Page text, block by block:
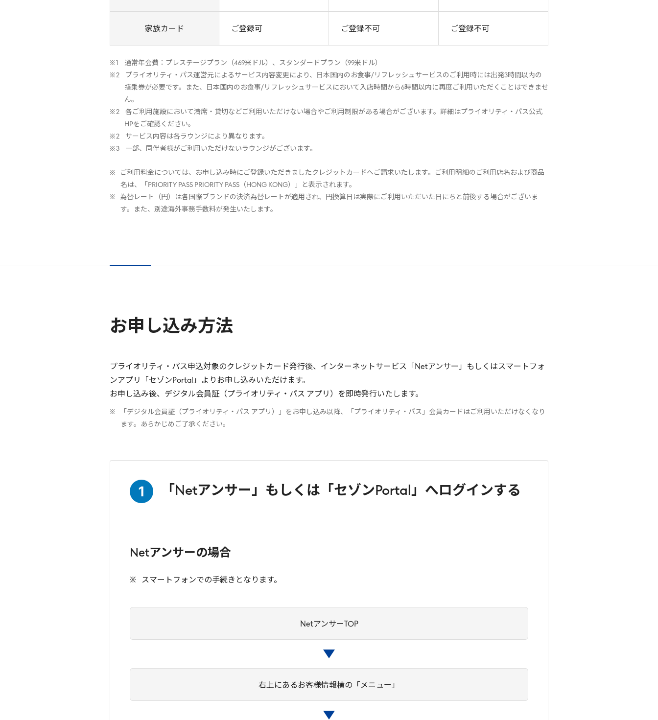
家族カード ご登録可 ご登録不可 ご登録不可
通常年会費：プレステージプラン（469米ドル）、スタンダードプラン（99米ドル）
プライオリティ・パス運営元によるサービス内容変更により、日本国内のお食事/リフレッシュサービスのご利用時には出発3時間以内の
搭乗券が必要です。また、日本国内のお食事/リフレッシュサービスにおいて入店時間から6時間以内に再度ご利用いただくことはできませ
ん。
各ご利用施設において満席・貸切などご利用いただけない場合やご利用制限がある場合がございます。詳細はプライオリティ・パス公式
HPをご確認ください。
サービス内容は各ラウンジにより異なります。
一部、同伴者様がご利用いただけないラウンジがございます。
ご利用料金については、お申し込み時にご登録いただきましたクレジットカードへご請求いたします。ご利用明細のご利用店名および商品
名は、「PRIORITY PASS PRIORITY PASS（HONG KONG）」と表示されます。
為替レート（円）は各国際ブランドの決済為替レートが適用され、円換算日は実際にご利用いただいた日にちと前後する場合がございま
す。また、別途海外事務手数料が発生いたします。
お申し込み方法
プライオリティ・パス申込対象のクレジットカード発行後、インターネットサービス「Netアンサー」もしくはスマートフォ
ンアプリ「セゾンPortal」よりお申し込みいただけます。
お申し込み後、デジタル会員証（プライオリティ・パス アプリ）を即時発行いたします。
「デジタル会員証（プライオリティ・パス アプリ）」をお申し込み以降、「プライオリティ・パス」会員カードはご利用いただけなくなり
ます。あらかじめご了承ください。
「Netアンサー」もしくは「セゾンPortal」へログインする
Netアンサーの場合
スマートフォンでの手続きとなります。
NetアンサーTOP
右上にあるお客様情報横の「メニュー」